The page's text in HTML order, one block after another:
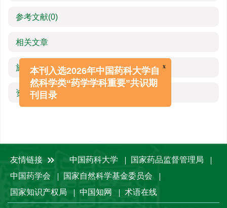
参考文献(0)
相关文章
施引文献
资源附件(0)
友情链接 中国药科大学
国家药品监督管理局
中国药学会
国家自然科学基金委员会
国家知识产权局
中国知网 术语在线
本刊入选2026年中国药科大学自
然科学类“药学学科重要”共识期
刊目录